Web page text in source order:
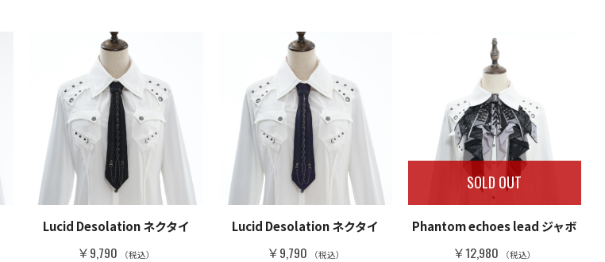
Lucid Desolation ネクタイ
￥9,790 （税込）
Lucid Desolation ネクタイ
￥9,790 （税込）
SOLD OUT
Phantom echoes lead ジャボ
￥12,980 （税込）